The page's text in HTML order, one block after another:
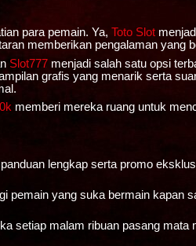
para pemain. Ya, Toto Slot
memberikan pengalaman yang
Slot777menjadi salah satu opsi
grafis yang menarik serta
memberi mereka ruang untuk
lengkap serta promo
yang suka bermain kapan
setiap malam ribuan pasang mata